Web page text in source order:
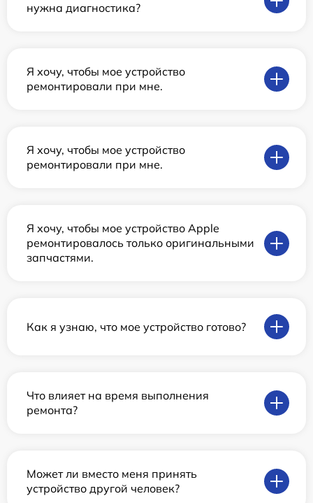
нужна диагностика?
Я хочу, чтобы мое устройство
ремонтировали при мне.
Я хочу, чтобы мое устройство
ремонтировали при мне.
Я хочу, чтобы мое устройство Apple
ремонтировалось только оригинальными
запчастями.
Как я узнаю, что мое устройство готово?
Что влияет на время выполнения
ремонта?
Может ли вместо меня принять
устройство другой человек?